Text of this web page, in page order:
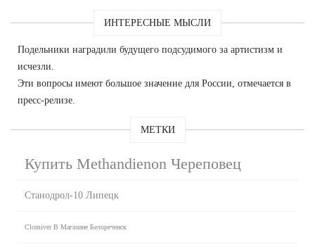
ИНТЕРЕСНЫЕ МЫСЛИ
Подельники наградили будущего подсудимого за артистизм и
исчезли.
Эти вопросы имеют большое значение для России, отмечается в
пресс-релизе.
МЕТКИ
Купить Methandienon Череповец
Станодрол-10 Липецк
Clomiver В Магазине Белореченск